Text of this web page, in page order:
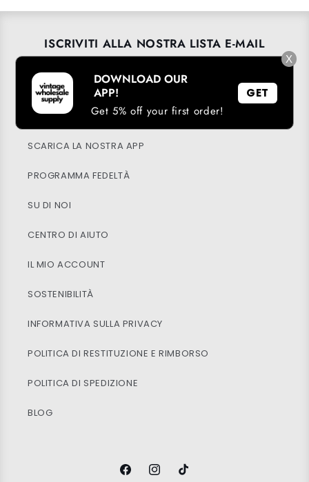
ISCRIVITI ALLA NOSTRA LISTA E-MAIL
Email
→
SCARICA LA NOSTRA APP
PROGRAMMA FEDELTÀ
SU DI NOI
CENTRO DI AIUTO
IL MIO ACCOUNT
SOSTENIBILITÀ
INFORMATIVA SULLA PRIVACY
POLITICA DI RESTITUZIONE E RIMBORSO
POLITICA DI SPEDIZIONE
BLOG
FacebookInstagramTikTok
X
DOWNLOAD OUR
APP!
Get 5% off your first order!
GET